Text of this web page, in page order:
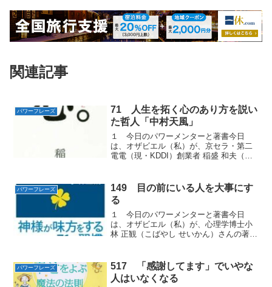
関連記事
パワーフレーズ
71 人生を拓く心のあり方を説い
た哲人「中村天風」
１ 今日のパワーメンターと著書今日
は、オザビエル（私）が、京セラ・第二
電電（現・KDDI）創業者 稲盛 和夫（い
き抜くための「パワーフレーズ」をお届
けします。２...
パワーフレーズ
149 目の前にいる人を大事にす
る
１ 今日のパワーメンターと著書今日
は、オザビエル（私）が、心理学博士小
林 正観（こばやし せいかん）さんの著書
けします。２ 今、自分がやるべきこと
３人の方から相談を受け...
パワーフレーズ
517 「感謝してます」でいやな
人はいなくなる